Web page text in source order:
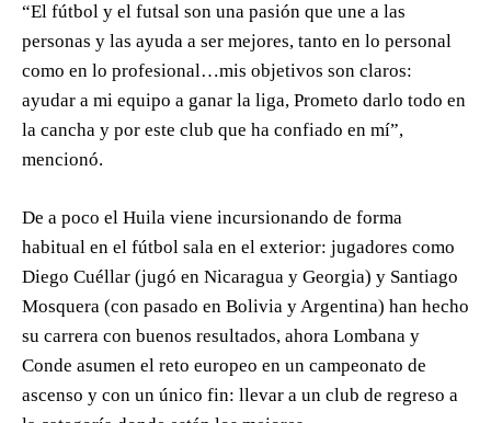
“El fútbol y el futsal son una pasión que une a las
personas y las ayuda a ser mejores, tanto en lo personal
como en lo profesional…mis objetivos son claros:
ayudar a mi equipo a ganar la liga, Prometo darlo todo en
la cancha y por este club que ha confiado en mí”,
mencionó.
De a poco el Huila viene incursionando de forma
habitual en el fútbol sala en el exterior: jugadores como
Diego Cuéllar (jugó en Nicaragua y Georgia) y Santiago
Mosquera (con pasado en Bolivia y Argentina) han hecho
su carrera con buenos resultados, ahora Lombana y
Conde asumen el reto europeo en un campeonato de
ascenso y con un único fin: llevar a un club de regreso a